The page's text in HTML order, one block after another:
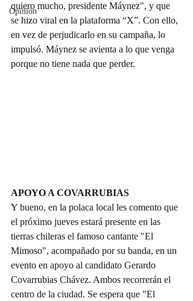
Opinión
quiero mucho, presidente Máynez", y que
se hizo viral en la plataforma “X”. Con ello,
en vez de perjudicarlo en su campaña, lo
impulsó. Máynez se avienta a lo que venga
porque no tiene nada que perder.
APOYO A COVARRUBIAS
Y bueno, en la polaca local les comento que
el próximo jueves estará presente en las
tierras chileras el famoso cantante "El
Mimoso", acompañado por su banda, en un
evento en apoyo al candidato Gerardo
Covarrubias Chávez. Ambos recorrerán el
centro de la ciudad. Se espera que "El